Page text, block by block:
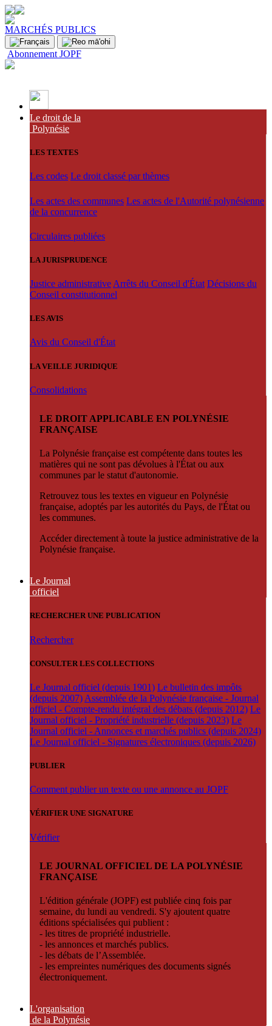
MARCHÉS PUBLICS
Abonnement JOPF
Le droit de la
Polynésie
LES TEXTES
Les codes Le droit classé par thèmes
Les actes des communes Les actes de l'Autorité polynésienne
de la concurrence
Circulaires publiées
LA JURISPRUDENCE
Justice administrative Arrêts du Conseil d'État Décisions du
Conseil constitutionnel
LES AVIS
Avis du Conseil d'État
LA VEILLE JURIDIQUE
Consolidations
LE DROIT APPLICABLE EN POLYNÉSIE
FRANÇAISE
La Polynésie française est compétente dans toutes les
matières qui ne sont pas dévolues à l'État ou aux
communes par le statut d'autonomie.
Retrouvez tous les textes en vigueur en Polynésie
française, adoptés par les autorités du Pays, de l'État ou
les communes.
Accéder directement à toute la justice administrative de la
Polynésie française.
Le Journal
officiel
RECHERCHER UNE PUBLICATION
Rechercher
CONSULTER LES COLLECTIONS
Le Journal officiel (depuis 1901) Le bulletin des impôts
(depuis 2007) Assemblée de la Polynésie française - Journal
officiel - Compte-rendu intégral des débats (depuis 2012) Le
Journal officiel - Propriété industrielle (depuis 2023) Le
Journal officiel - Annonces et marchés publics (depuis 2024)
Le Journal officiel - Signatures électroniques (depuis 2026)
PUBLIER
Comment publier un texte ou une annonce au JOPF
VÉRIFIER UNE SIGNATURE
Vérifier
LE JOURNAL OFFICIEL DE LA POLYNÉSIE
FRANÇAISE
L'édition générale (JOPF) est publiée cinq fois par
semaine, du lundi au vendredi. S'y ajoutent quatre
éditions spécialisées qui publient :
- les titres de propriété industrielle.
- les annonces et marchés publics.
- les débats de l’Assemblée.
- les empreintes numériques des documents signés
électroniquement.
L'organisation
de la Polynésie